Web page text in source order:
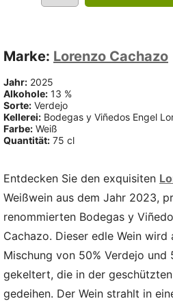
Marke: Lorenzo Cachazo
Jahr: 2025
Alkohole: 13 %
Sorte: Verdejo
Kellerei: Bodegas y Viñedos Engel
Farbe: Weiß
Quantität: 75 cl
Entdecken Sie den exquisiten
Weißwein aus dem Jahr 2023,
renommierten Bodegas y
Cachazo. Dieser edle Wein
Mischung von 50% Verdejo und
gekeltert, die in der
gedeihen. Der Wein strahlt in